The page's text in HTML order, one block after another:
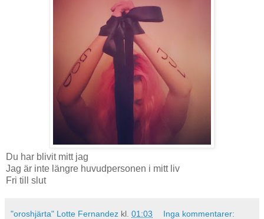
Du har blivit mitt jag
Jag är inte längre huvudpersonen i mitt liv
Fri till slut
"oroshjärta" Lotte Fernandez kl. 01:03 Inga kommentarer: